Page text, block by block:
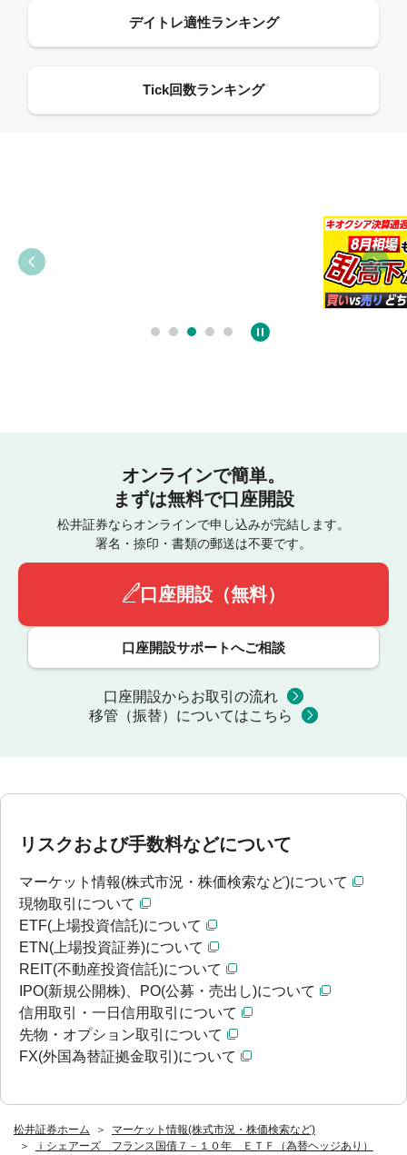
松井証券ホーム
マーケット情報(株式市況・株価検索など)
ｉシェアーズ フランス国債７－１０年 ＥＴＦ（為替ヘッジあり）
03:31
オンラインで簡単。
まずは無料で口座開設
松井証券ならオンラインで申し込みが完結します。
署名・捺印・書類の郵送は不要です。
口座開設（無料）
口座開設サポートへご相談
口座開設からお取引の流れ
移管（振替）についてはこちら
リスクおよび手数料などについて
マーケット情報(株式市況・株価検索など)について
現物取引について
ETF(上場投資信託)について
ETN(上場投資証券)について
REIT(不動産投資信託)について
IPO(新規公開株)、PO(公募・売出し)について
信用取引・一日信用取引について
先物・オプション取引について
FX(外国為替証拠金取引)について